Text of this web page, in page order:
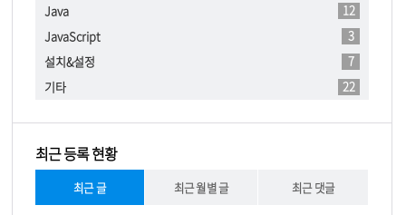
Java
12
JavaScript
3
설치&설정
7
기타
22
최근 등록 현황
최근 글 최근 월별 글 최근 댓글